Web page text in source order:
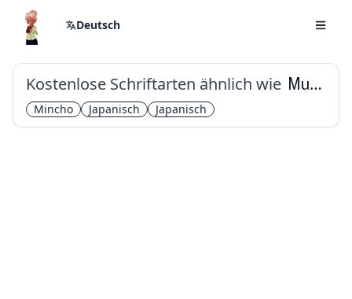
Deutsch
Kostenlose Schriftarten ähnlich wie Murecho
Mincho Japanisch Japanisch